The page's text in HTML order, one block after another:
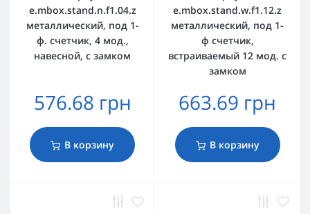
e.mbox.stand.n.f1.04.z
металлический, под 1-
ф. счетчик, 4 мод.,
навесной, с замком
576.68 грн
В корзину
e.mbox.stand.w.f1.12.z
металлический, под 1-
ф счетчик,
встраиваемый 12 мод. с
замком
663.69 грн
В корзину